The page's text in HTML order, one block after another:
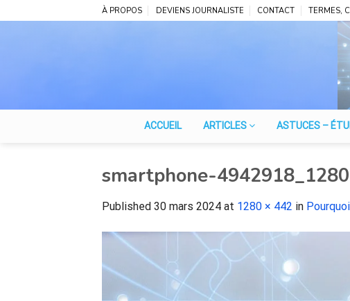
to
À PROPOS DEVIENS JOURNALISTE CONTACT TERMES,
ACCUEIL ARTICLES ASTUCES –
smartphone-4942918_1280
Published 30 mars 2024 at 1280 × 442 in